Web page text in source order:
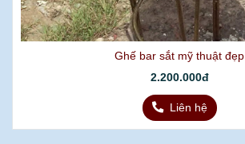
Ghế bar sắt mỹ thuật đẹp
2.200.000đ
Liên hệ